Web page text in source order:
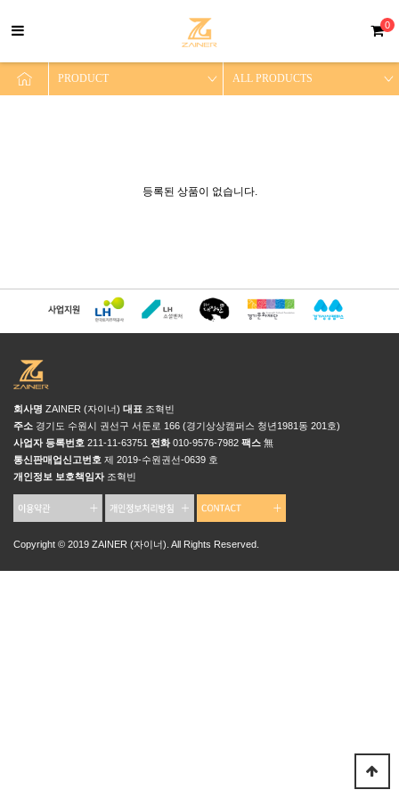
0
등록된 상품이 없습니다.
회사명 ZAINER (자이너) 대표 조혁빈
주소 경기도 수원시 권선구 서둔로 166 (경기상상캠퍼스 청년1981동 201호)
사업자 등록번호 211-11-63751 전화010-9576-7982 팩스 無
통신판매업신고번호 제 2019-수원권선-0639 호
개인정보 보호책임자조혁빈
Copyright © 2019 ZAINER (자이너). All Rights Reserved.